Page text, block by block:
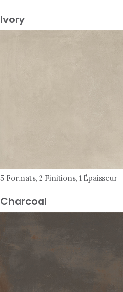
Ivory
5 Formats, 2 Finitions, 1 Épaisseur
Charcoal